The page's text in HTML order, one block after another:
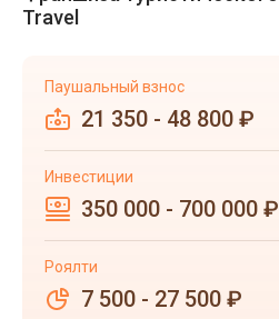
Travel
Паушальный взнос
21 350 - 48 800 ₽
Инвестиции
350 000 - 700 000 ₽
Роялти
7 500 - 27 500 ₽